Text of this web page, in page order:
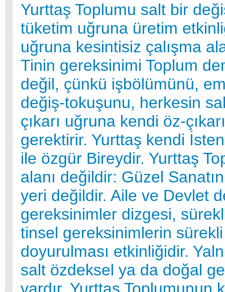
Yurttaş Toplumu salt bir
tüketim uğruna üretim
uğruna kesintisiz çalışma
Tinin gereksinimi Toplum
değil, çünkü işbölümünü,
değiş-tokuşunu, herkesin
çıkarı uğruna kendi öz-
gerektirir. Yurttaş kendi
ile özgür Bireydir. Yurttaş
alanı değildir: Güzel
yeri değildir. Aile ve Devlet
gereksinimler dizgesi,
tinsel gereksinimlerin
doyurulması etkinliğidir.
salt özdeksel ya da doğal